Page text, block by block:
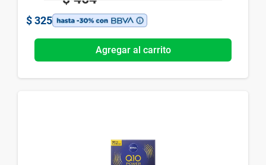
$ 325
Agregar al carrito